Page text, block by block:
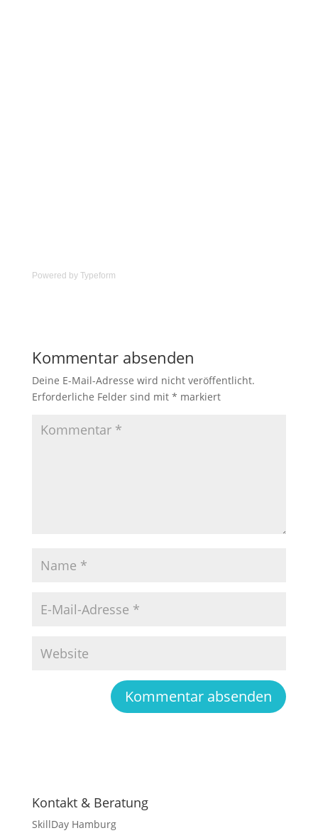
Powered by Typeform
Kommentar absenden
Deine E-Mail-Adresse wird nicht veröffentlicht.
Erforderliche Felder sind mit * markiert
Kontakt & Beratung
SkillDay Hamburg